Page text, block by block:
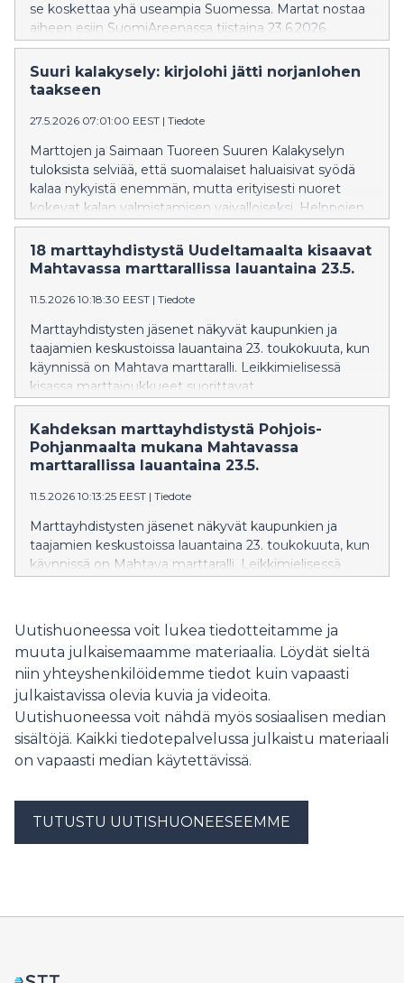
se koskettaa yhä useampia Suomessa. Martat nostaa
aiheen esiin SuomiAreenassa tiistaina 23.6.2026
järjestettävässä paneelikeskustelussa, jossa
tarkastellaan, miten kaikilla olisi mahdollisuus syödä
terveyttä edistävää ruokaa taloudellisesti tiukkoina
Suuri kalakysely: kirjolohi jätti norjanlohen
taakseen
27.5.2026 07:01:00 EEST | Tiedote
Marttojen ja Saimaan Tuoreen Suuren Kalakyselyn
tuloksista selviää, että suomalaiset haluaisivat syödä
kalaa nykyistä enemmän, mutta erityisesti nuoret
kokevat kalan valmistamisen vaivalloiseksi. Helppojen
ruokaohjeiden, edullisten vaihtoehtojen ja
käyttövalmiiden tuotteiden uskotaan lisäävän kalan
käyttöä arjessa.
18 marttayhdistystä Uudeltamaalta kisaavat
Mahtavassa marttarallissa lauantaina 23.5.
11.5.2026 10:18:30 EEST | Tiedote
Marttayhdistysten jäsenet näkyvät kaupunkien ja
taajamien keskustoissa lauantaina 23. toukokuuta, kun
käynnissä on Mahtava marttaralli. Leikkimielisessä
kisassa marttajoukkueet suorittavat
erilaisia marttamaisia tehtäviä. Tehtävät lähetetään
joukkueille määrävälein, ja martat eri puolilla maata
suorittavat tehtäviä yhtä aikaa.
Kahdeksan marttayhdistystä Pohjois-
Pohjanmaalta mukana Mahtavassa
marttarallissa lauantaina 23.5.
11.5.2026 10:13:25 EEST | Tiedote
Marttayhdistysten jäsenet näkyvät kaupunkien ja
taajamien keskustoissa lauantaina 23. toukokuuta, kun
käynnissä on Mahtava marttaralli. Leikkimielisessä
joukkueille määrävälein, ja martat eri puolilla maata
suorittavat tehtäviä yhtä aikaa.
Uutishuoneessa voit lukea tiedotteitamme ja
muuta julkaisemaamme materiaalia. Löydät sieltä
niin yhteyshenkilöidemme tiedot kuin vapaasti
julkaistavissa olevia kuvia ja videoita.
Uutishuoneessa voit nähdä myös sosiaalisen median
sisältöjä. Kaikki tiedotepalvelussa julkaistu materiaali
on vapaasti median käytettävissä.
TUTUSTU UUTISHUONEESEEMME